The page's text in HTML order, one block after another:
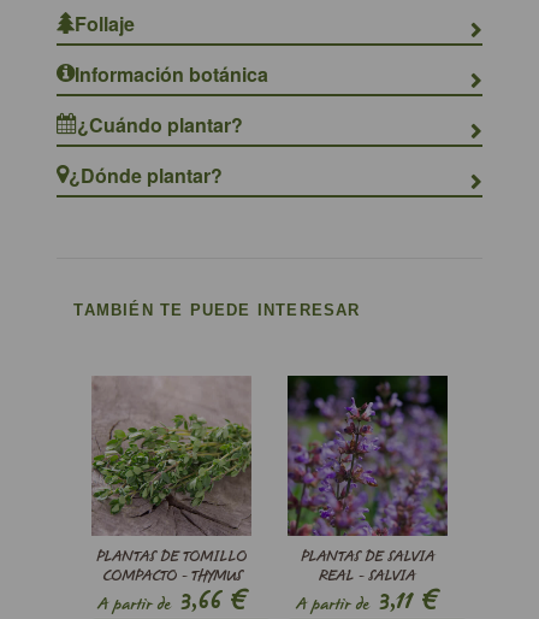
Follaje
Información botánica
¿Cuándo plantar?
¿Dónde plantar?
TAMBIÉN TE PUEDE INTERESAR
PLANTAS DE TOMILLO
COMPACTO - THYMUS
VULGARIS COMPACTUS
A partir de3,66€
PLANTAS DE SALVIA
REAL - SALVIA
OFFICINALIS
A partir de3,11€